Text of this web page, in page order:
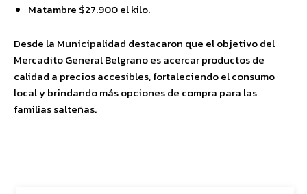
Matambre $27.900 el kilo.
Desde la Municipalidad destacaron que el objetivo del
Mercadito General Belgrano es acercar productos de
calidad a precios accesibles, fortaleciendo el consumo
local y brindando más opciones de compra para las
familias salteñas.